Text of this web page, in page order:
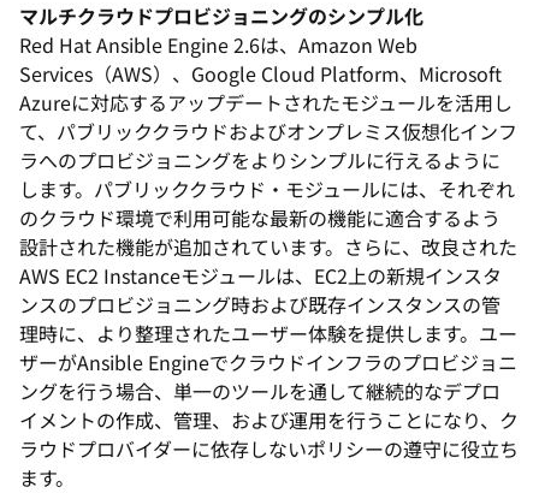
マルチクラウドプロビジョニングのシンプル化
Red Hat Ansible Engine 2.6は、Amazon Web
Services（AWS）、Google Cloud Platform、Microsoft
Azureに対応するアップデートされたモジュールを活用し
て、パブリッククラウドおよびオンプレミス仮想化インフ
ラへのプロビジョニングをよりシンプルに行えるように
します。パブリッククラウド・モジュールには、それぞれ
のクラウド環境で利用可能な最新の機能に適合するよう
設計された機能が追加されています。さらに、改良された
AWS EC2 Instanceモジュールは、EC2上の新規インスタ
ンスのプロビジョニング時および既存インスタンスの管
理時に、より整理されたユーザー体験を提供します。ユー
ザーがAnsible Engineでクラウドインフラのプロビジョニ
ングを行う場合、単一のツールを通して継続的なデプロ
イメントの作成、管理、および運用を行うことになり、ク
ラウドプロバイダーに依存しないポリシーの遵守に役立ち
ます。